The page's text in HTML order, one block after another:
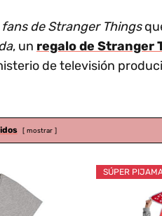
de Stranger Things
, un regalo de Stranger
de televisión
mostrar
SÚPER